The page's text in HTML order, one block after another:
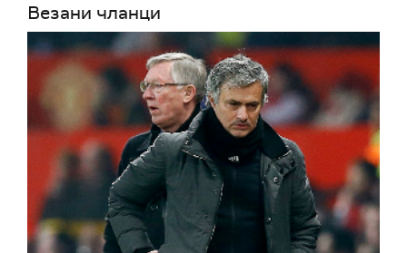
Везани чланци